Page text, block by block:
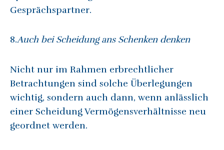
Gesprächspartner.
8.Auch bei Scheidung ans Schenken denken
Nicht nur im Rahmen erbrechtlicher
Betrachtungen sind solche Überlegungen
wichtig, sondern auch dann, wenn anlässlich
einer Scheidung Vermögensverhältnisse neu
geordnet werden.